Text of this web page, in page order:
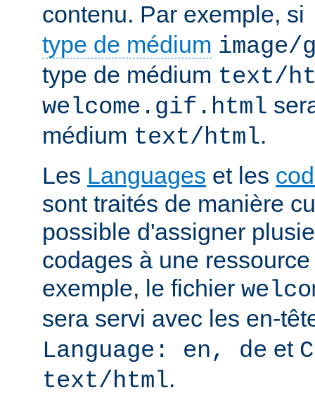
contenu. Par exemple, si
type de médium
type de médium text/
welcome.gif.html
médium text/html.
Les Languages et les
sont traités de manière
possible d'assigner
codages à une
exemple, le fichier
sera servi avec les en-
Language: en, de et
text/html.